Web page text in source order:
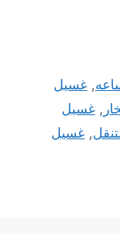
,غسيل
, غسيل
, غسيل